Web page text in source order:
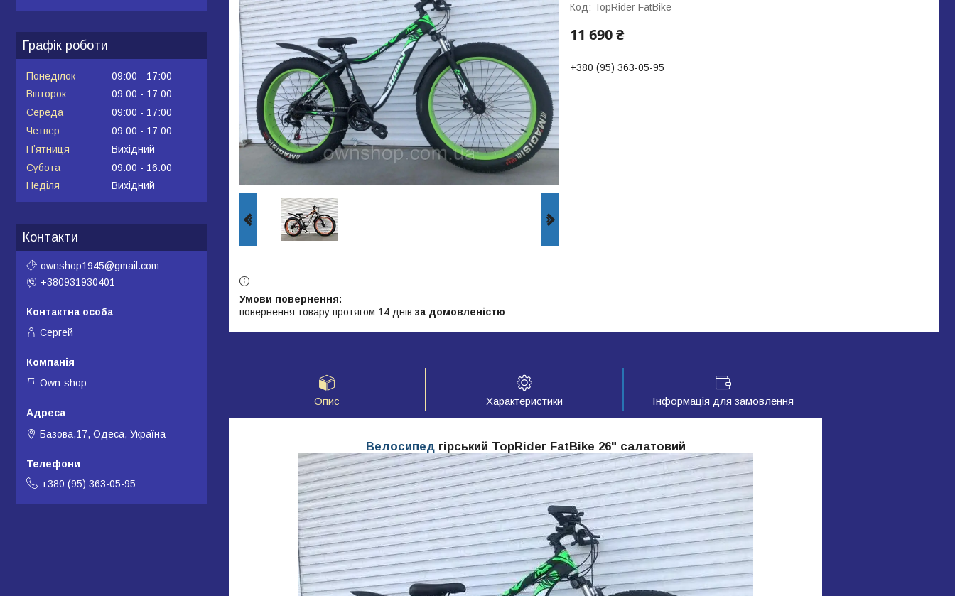
Код: TopRider FatBike
11 690 ₴
+380 (95) 363-05-95
повернення товару протягом 14 днів за домовленістю
Опис Характеристики Інформація для замовлення
Велосипедгірський TopRider FatBike 26" салатовий
Графік роботи
Понеділок 09:00
17:00
Вівторок
09:00
17:00
Середа
09:00
17:00
Четвер
09:00
17:00
Пʼятниця
Вихідний
Субота
09:00
16:00
Неділя
Вихідний
Контакти
ownshop1945@gmail.com
+380931930401
Сергей
Own-shop
Базова,17, Одеса, Україна
+380 (95) 363-05-95